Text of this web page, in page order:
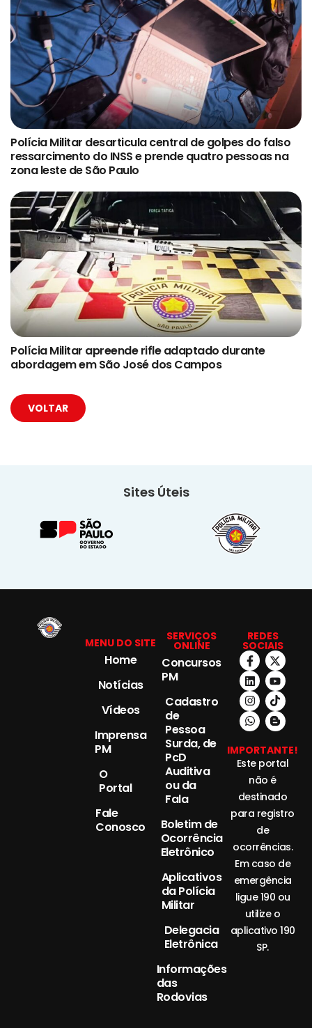
Polícia Militar desarticula central de golpes do falso
ressarcimento do INSS e prende quatro pessoas na
zona leste de São Paulo
Polícia Militar apreende rifle adaptado durante
abordagem em São José dos Campos
VOLTAR
Sites Úteis
MENU DO SITE
Home
Notícias
Vídeos
Imprensa
PM
O
Portal
Fale
Conosco
SERVIÇOS
ONLINE
Concursos
PM
Cadastro
de
Pessoa
Surda, de
PcD
Auditiva
ou da
Fala
Boletim de
Ocorrência
Eletrônico
Aplicativos
da Polícia
Militar
Delegacia
Eletrônica
Informações
das
Rodovias
REDES
SOCIAIS
IMPORTANTE!
Este portal
não é
destinado
para registro
de
ocorrências.
Em caso de
emergência
ligue 190 ou
utilize o
aplicativo 190
SP.